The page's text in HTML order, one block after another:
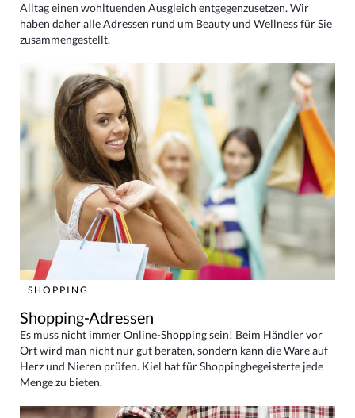
Alltag einen wohltuenden Ausgleich entgegenzusetzen. Wir
haben daher alle Adressen rund um Beauty und Wellness für Sie
zusammengestellt.
SHOPPING
Shopping-Adressen
Es muss nicht immer Online-Shopping sein! Beim Händler vor
Ort wird man nicht nur gut beraten, sondern kann die Ware auf
Herz und Nieren prüfen. Kiel hat für Shoppingbegeisterte jede
Menge zu bieten.